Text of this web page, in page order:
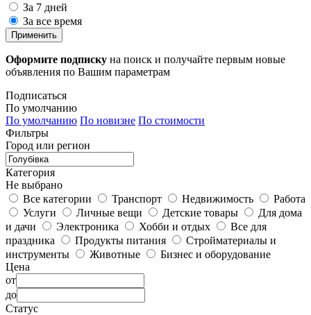
За 7 дней
За все время
Применить
Оформите подписку на поиск и получайте первым новые
объявления по Вашим параметрам
Подписаться
По умолчанию
По умолчанию По новизне По стоимости
Фильтры
Город или регион
Категория
Не выбрано
Все категории
Транспорт Недвижимость
Работа
Услуги
Личные вещи Детские товары
Для дома
и дачи
Электроника Хобби и отдых
Все для
праздника
Продукты питания
Стройматериалы и
инструменты
Животные
Бизнес и оборудование
Цена
от
до
Статус